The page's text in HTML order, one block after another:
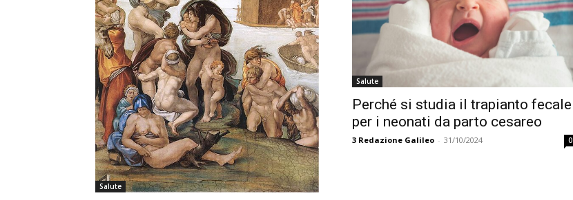
Salute
Salute
Perché si studia il trapianto fecale
per i neonati da parto cesareo
3 Redazione Galileo - 31/10/2024 0